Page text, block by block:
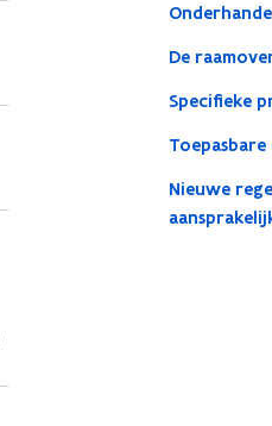
De
Specifieke
Nieuwe